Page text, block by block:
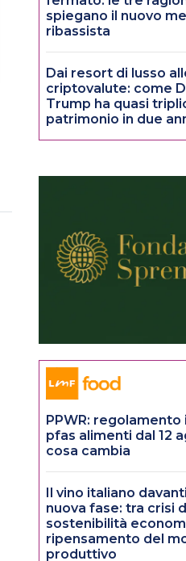
spiegano il nuovo
ribassista
Dai resort di lusso
criptovalute: come
Trump ha quasi
patrimonio in due
PPWR: regolamento
pfas alimenti dal 12
cosa cambia
Il vino italiano
nuova fase: tra crisi
sostenibilità
ripensamento del
produttivo